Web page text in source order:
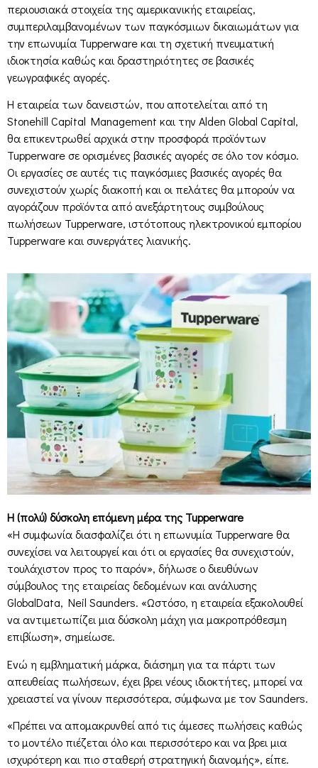
περιουσιακά στοιχεία της αμερικανικής εταιρείας,
συμπεριλαμβανομένων των παγκόσμιων δικαιωμάτων για
την επωνυμία Tupperware και τη σχετική πνευματική
ιδιοκτησία καθώς και δραστηριότητες σε βασικές
γεωγραφικές αγορές.
Η εταιρεία των δανειστών, που αποτελείται από τη
Stonehill Capital Management και την Alden Global Capital,
θα επικεντρωθεί αρχικά στην προσφορά προϊόντων
Tupperware σε ορισμένες βασικές αγορές σε όλο τον κόσμο.
Οι εργασίες σε αυτές τις παγκόσμιες βασικές αγορές θα
συνεχιστούν χωρίς διακοπή και οι πελάτες θα μπορούν να
αγοράζουν προϊόντα από ανεξάρτητους συμβούλους
πωλήσεων Tupperware, ιστότοπους ηλεκτρονικού εμπορίου
Tupperware και συνεργάτες λιανικής.
Η (πολύ) δύσκολη επόμενη μέρα της Tupperware
«Η συμφωνία διασφαλίζει ότι η επωνυμία Tupperware θα
συνεχίσει να λειτουργεί και ότι οι εργασίες θα συνεχιστούν,
τουλάχιστον προς το παρόν», δήλωσε ο διευθύνων
σύμβουλος της εταιρείας δεδομένων και ανάλυσης
GlobalData, Neil Saunders. «Ωστόσο, η εταιρεία εξακολουθεί
να αντιμετωπίζει μια δύσκολη μάχη για μακροπρόθεσμη
επιβίωση», σημείωσε.
Ενώ η εμβληματική μάρκα, διάσημη για τα πάρτι των
απευθείας πωλήσεων, έχει βρει νέους ιδιοκτήτες, μπορεί να
χρειαστεί να γίνουν περισσότερα, σύμφωνα με τον Saunders.
«Πρέπει να απομακρυνθεί από τις άμεσες πωλήσεις καθώς
το μοντέλο πιέζεται όλο και περισσότερο και να βρει μια
ισχυρότερη και πιο σταθερή στρατηγική διανομής», είπε.